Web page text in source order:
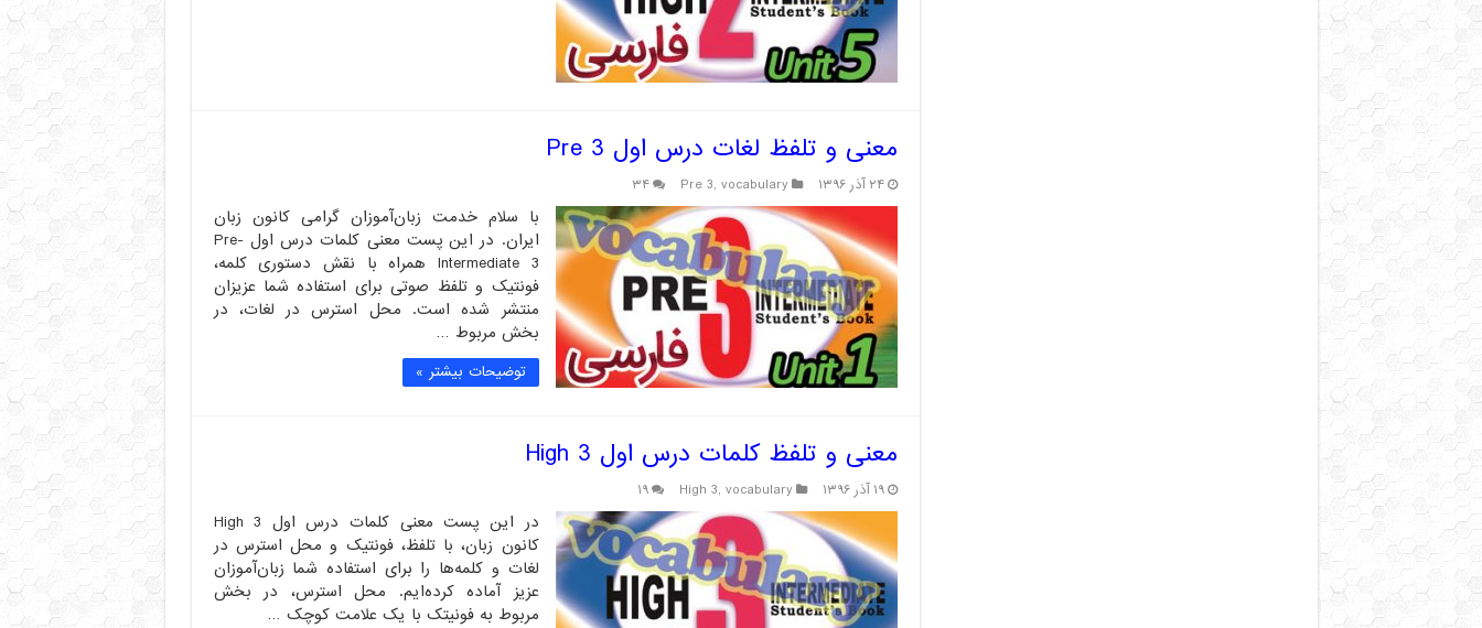
معنی و تلفظ لغات درس اول Pre 3
۲۴ آذر ۱۳۹۶ Pre 3, vocabulary ۳۴
با سلام خدمت زبان‌آموزان گرامی کانون زبان
ایران. در این پست معنی کلمات درس اول Pre-
Intermediate 3 همراه با نقش دستوری کلمه،
فونتیک و تلفظ صوتی برای استفاده شما عزیزان
منتشر شده است. محل استرس در لغات، در
بخش مربوط …
توضیحات بیشتر »
معنی و تلفظ کلمات درس اول High 3
۱۹ آذر ۱۳۹۶ High 3, vocabulary ۱۹
در این پست معنی کلمات درس اول High 3
کانون زبان، با تلفظ، فونتیک و محل استرس در
لغات و کلمه‌ها را برای استفاده شما زبان‌آموزان
عزیز آماده کرده‌ایم. محل استرس، در بخش
مربوط به فونیتک با یک علامت کوچک …